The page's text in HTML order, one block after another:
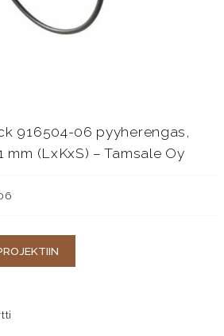
916504-06 pyyherengas,
mm (LxKxS) – Tamsale Oy